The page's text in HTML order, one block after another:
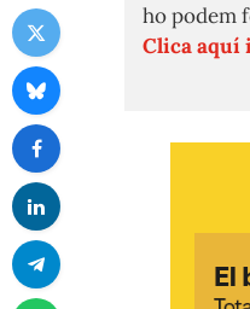
ho podem
Clica aquí